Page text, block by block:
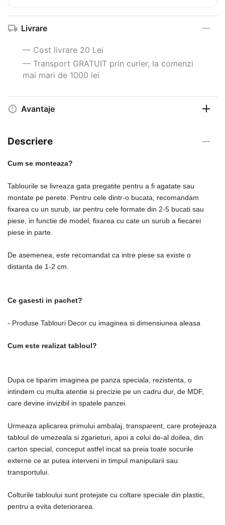
Livrare
— Cost livrare 20 Lei
— Transport GRATUIT prin curier, la comenzi
mai mari de 1000 lei
Avantaje
Descriere
Cum se monteaza?
Tablourile se livreaza gata pregatite pentru a fi agatate sau
montate pe perete. Pentru cele dintr-o bucata, recomandam
fixarea cu un surub, iar pentru cele formate din 2-5 bucati sau
piese, in functie de model, fixarea cu cate un surub a fiecarei
piese in parte.
De asemenea, este recomandat ca intre piese sa existe o
distanta de 1-2 cm.
Ce gasesti in pachet?
- Produse Tablouri Decor cu imaginea si dimensiunea aleasa
Cum este realizat tabloul?
Dupa ce tiparim imaginea pe panza speciala, rezistenta, o
intindem cu multa atentie si precizie pe un cadru dur, de MDF,
care devine invizibil in spatele panzei.
Urmeaza aplicarea primului ambalaj, transparent, care protejeaza
tabloul de umezeala si zgarieturi, apoi a celui de-al doilea, din
carton special, conceput astfel incat sa preia toate socurile
externe ce ar putea interveni in timpul manipularii sau
transportului.
Colturile tabloului sunt protejate cu coltare speciale din plastic,
pentru a evita deteriorarea.